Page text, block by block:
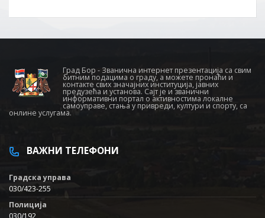
Град Бор - Званична интернет презентација са свим
битним подацима о граду, а можете пронаћи и
контакте свих значајних институција, јавних
предузећа и установа. Сајт је и званични
информативни портал о активностима локалне
самоуправе, стања у привреди, култури и спорту, са
онлине услугама.
ВАЖНИ ТЕЛЕФОНИ
Градска управа
030/423-255
Полиција
030/192